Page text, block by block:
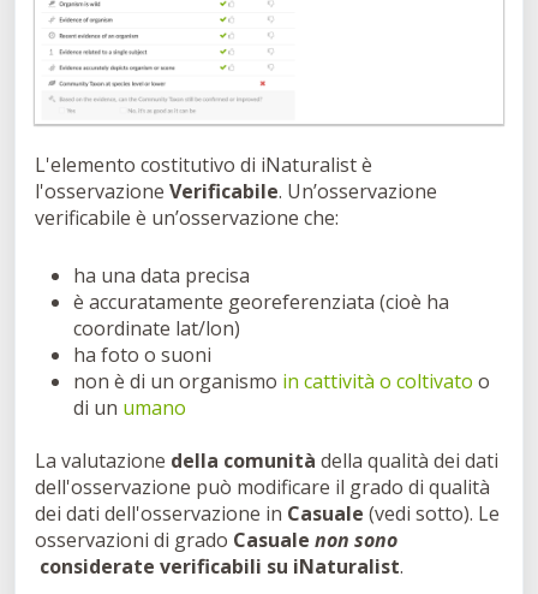
L'elemento costitutivo di iNaturalist è
l'osservazione Verificabile. Un’osservazione
verificabile è un’osservazione che:
ha una data precisa
è accuratamente georeferenziata (cioè ha
coordinate lat/lon)
ha foto o suoni
non è di un organismo in cattività o coltivato o
di un umano
La valutazione della comunità della qualità dei dati
dell'osservazione può modificare il grado di qualità
dei dati dell'osservazione in Casuale (vedi sotto). Le
osservazioni di grado Casuale non sono
considerate verificabili su iNaturalist.